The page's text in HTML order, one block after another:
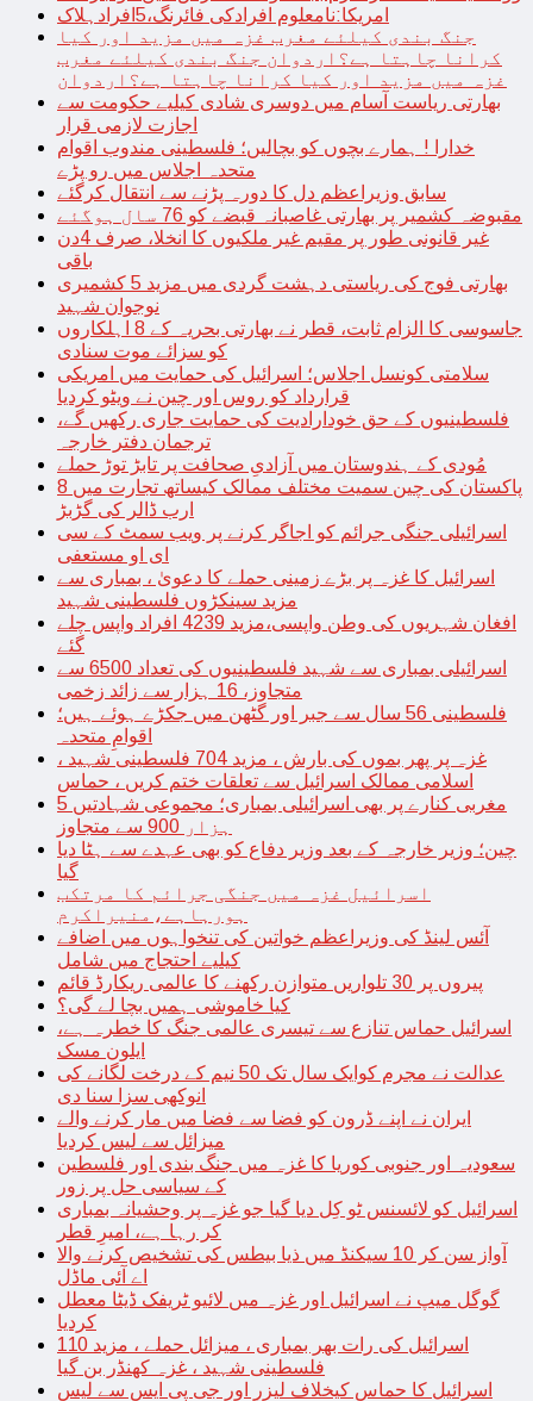
امریکا:نامعلوم افرادکی فائرنگ،5افرادہلاک
جنگ بندی کیلئے مغرب غزہ میں مزید اور کیا
کرانا چاہتا ہے؟اردوان جنگ بندی کیلئے مغرب
غزہ میں مزید اور کیا کرانا چاہتا ہے؟اردوان
بھارتی ریاست آسام میں دوسری شادی کیلیے حکومت سے
اجازت لازمی قرار
خدارا ! ہمارے بچوں کو بچالیں؛ فلسطینی مندوب اقوام
متحدہ اجلاس میں رو پڑے
سابق وزیراعظم دل کا دورہ پڑنے سے انتقال کرگئے
مقبوضہ کشمیر پر بھارتی غاصبانہ قبضے کو 76 سال ہوگئے
غیر قانونی طور پر مقیم غیر ملکیوں کا انخلا، صرف 4دن
باقی
بھارتی فوج کی ریاستی دہشت گردی میں مزید 5 کشمیری
نوجوان شہید
جاسوسی کا الزام ثابت، قطر نے بھارتی بحریہ کے 8 اہلکاروں
کو سزائے موت سنادی
سلامتی کونسل اجلاس؛ اسرائیل کی حمایت میں امریکی
قرارداد کو روس اور چین نے ویٹو کردیا
فلسطینیوں کے حق خودارادیت کی حمایت جاری رکھیں گے،
ترجمان دفتر خارجہ
مُودی کے ہندوستان میں آزادیِ صحافت پر تابڑ توڑ حملے
پاکستان کی چین سمیت مختلف ممالک کیساتھ تجارت میں 8
ارب ڈالر کی گڑبڑ
اسرائیلی جنگی جرائم کو اجاگر کرنے پر ویب سمٹ کے سی
ای او مستعفی
اسرائیل کا غزہ پر بڑے زمینی حملے کا دعویٰ ، بمباری سے
مزید سینکڑوں فلسطینی شہید
افغان شہریوں کی وطن واپسی،مزید 4239 افراد واپس چلے
گئے
اسرائیلی بمباری سے شہید فلسطینیوں کی تعداد 6500 سے
متجاوز، 16 ہزار سے زائد زخمی
فلسطینی 56 سال سے جبر اور گٹھن میں جکڑے ہوئے ہیں؛
اقوامِ متحدہ
غزہ پر پھر بموں کی بارش ، مزید 704 فلسطینی شہید ،
اسلامی ممالک اسرائیل سے تعلقات ختم کریں ، حماس
مغربی کنارے پر بھی اسرائیلی بمباری؛ مجموعی شہادتیں 5
ہزار 900 سے متجاوز
چین؛ وزیر خارجہ کے بعد وزیر دفاع کو بھی عہدے سے ہٹا دیا
گیا
اسرائیل غزہ میں جنگی جرائم کا مرتکب
ہورہاہے،منیراکرم
آئس لینڈ کی وزیراعظم خواتین کی تنخواہوں میں اضافے
کیلیے احتجاج میں شامل
پیروں پر 30 تلواریں متوازن رکھنے کا عالمی ریکارڈ قائم
کیا خاموشی ہمیں بچا لے گی؟
اسرائیل حماس تنازع سے تیسری عالمی جنگ کا خطرہ ہے،
ایلون مسک
عدالت نے مجرم کوایک سال تک 50 نیم کے درخت لگانے کی
انوکھی سزا سنا دی
ایران نے اپنے ڈرون کو فضا سے فضا میں مار کرنے والے
میزائل سے لیس کردیا
سعودیہ اور جنوبی کوریا کا غزہ میں جنگ بندی اور فلسطین
کے سیاسی حل پر زور
اسرائیل کو لائسنس ٹو کِل دیا گیا جو غزہ پر وحشیانہ بمباری
کر رہا ہے، امیرِ قطر
آواز سن کر 10 سیکنڈ میں ذیا بیطس کی تشخیص کرنے والا
اے آئی ماڈل
گوگل میپ نے اسرائیل اور غزہ میں لائیو ٹریفک ڈیٹا معطل
کردیا
اسرائیل کی رات بھر بمباری ، میزائل حملے ، مزید 110
فلسطینی شہید ، غزہ کھنڈر بن گیا
اسرائیل کا حماس کیخلاف لیزر اور جی پی ایس سے لیس